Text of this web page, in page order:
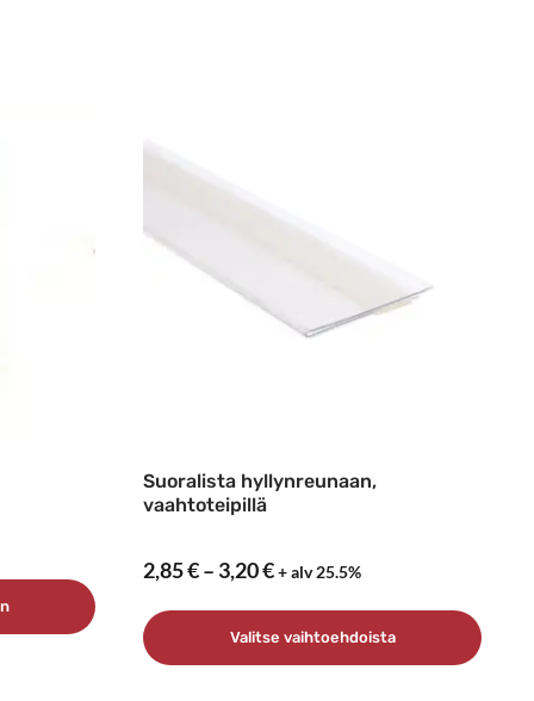
Suoralista hyllynreunaan,
vaahtoteipillä
2,85€– 3,20€Hintaluokka:
–
3,20 €
+ alv 25.5%
Valitse vaihtoehdoista